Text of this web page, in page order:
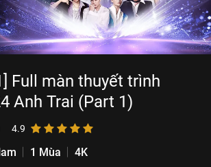
Full màn thuyết trình
Anh Trai (Part 1)
4.9
1 Mùa
4K